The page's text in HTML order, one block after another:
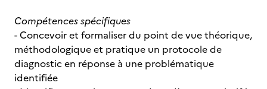
Compétences spécifiques
- Concevoir et formaliser du point de vue théorique,
méthodologique et pratique un protocole de
diagnostic en réponse à une problématique
identifiée